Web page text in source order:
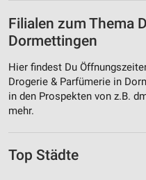
Filialen zum Thema
Dormettingen
Hier findest Du
Drogerie & Parfümerie in
in den Prospekten von z.B.
mehr.
Top Städte